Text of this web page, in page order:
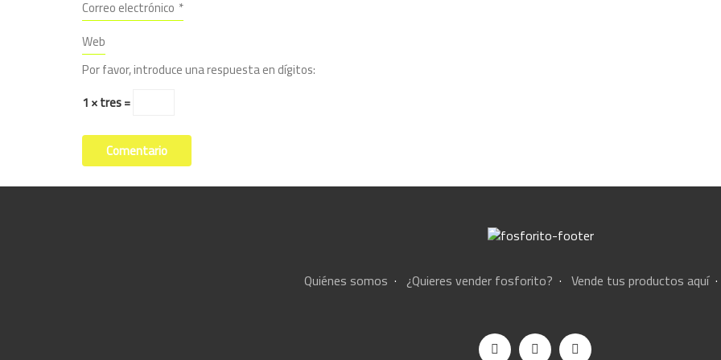
Correo electrónico *
Web
Por favor, introduce una respuesta en dígitos:
1 × tres =
Quiénes somos · ¿Quieres vender fosforito? · Vende tus productos aquí·